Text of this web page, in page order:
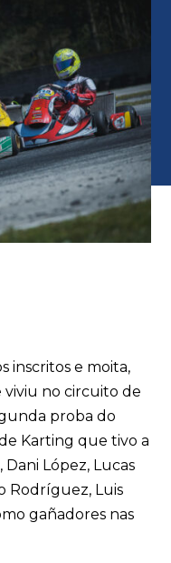
inscritos e moita,
viviu no circuito de
proba do
Karting que tivo a
López, Lucas
Rodríguez, Luis
gañadores nas